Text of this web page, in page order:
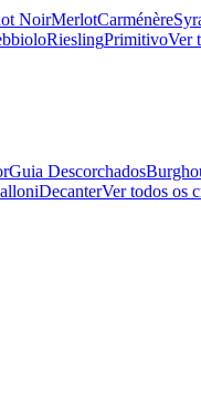
NoirMerlotCarménère
RieslingPrimitivoVer
Guia Descorchados
DecanterVer todos os